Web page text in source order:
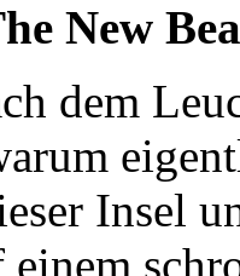
New
dem
Insel
einem